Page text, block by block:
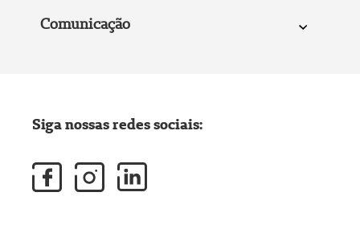
Comunicação
Siga nossas redes sociais: